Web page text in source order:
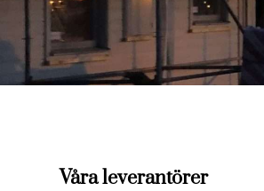
Våra leverantörer